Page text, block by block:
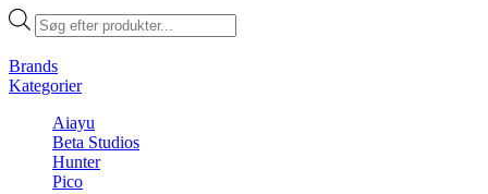
Products
search
Brands
Kategorier
Aiayu
Beta Studios
Hunter
Pico